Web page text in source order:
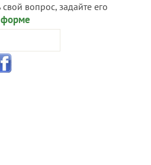
свой вопрос, задайте его
форме